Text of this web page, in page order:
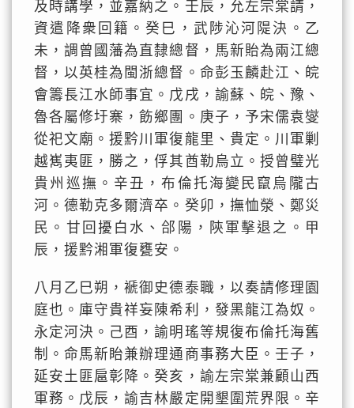
及時講學，並嘉納之。壬辰，允左宗棠請，
資遣降衆回籍。癸巳，武陟沁河隄決。乙
未，調曾國藩為直隸總督，馬新貽為兩江總
督，以英桂為閩浙總督。命彭玉麟赴江、皖
會籌長江水師事宜。戊戌，諭蘇、皖、豫、
魯各屬修圩寨，飭鄉團。庚子，予宋儒袁燮
從祀文廟。援黔川軍復龍里、貴定。川軍剿
越嶲夷匪，勝之，俘其酋勒烏立。授曾璧光
貴州巡撫。辛丑，布倫托海變民竄烏隴古
河。德勒克多爾濟卒。癸卯，撫恤滎、鄭災
民。甘回擾白水、郃陽，陝軍擊退之。甲
辰，援黔湘軍復甕安。
八月乙巳朔，褫御史德泰職，以奏請修理園
庭也。庫守貴祥妄陳希利，發黑龍江為奴。
永定河決。己酉，諭明瑤等規復布倫托海舊
制。命馬新眙兼辦理通商事務大臣。壬子，
延安土匪扈彰降。癸亥，諭左宗棠兼顧山西
軍務。戊辰，諭吉林嚴定開墾圍荒界限。辛